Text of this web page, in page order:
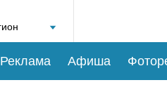
Реклама Афиша